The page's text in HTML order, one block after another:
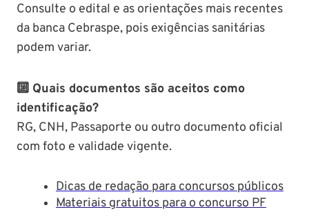
Consulte o edital e as orientações mais recentes
da banca Cebraspe, pois exigências sanitárias
podem variar.
🔟 Quais documentos são aceitos como
identificação?
RG, CNH, Passaporte ou outro documento oficial
com foto e validade vigente.
Dicas de redação para concursospúblicos
Materiais gratuitos para o concurso PF